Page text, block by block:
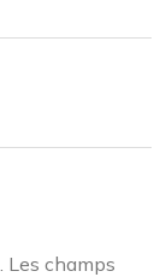
Les champs